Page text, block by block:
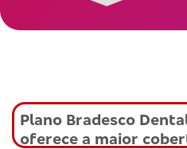
Plano Bradesco
oferece a maior